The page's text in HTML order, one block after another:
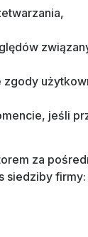
jeśli
za
siedziby